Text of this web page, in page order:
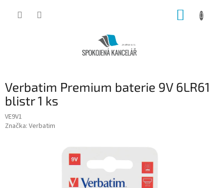
Verbatim Premium baterie 9V 6LR61
blistr 1 ks
VE9V1
Značka: Verbatim